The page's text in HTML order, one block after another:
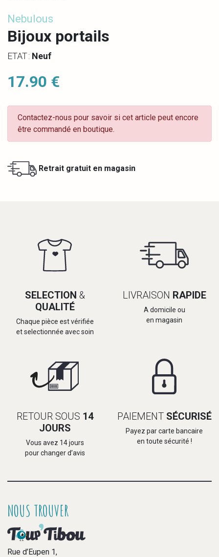
Nebulous
Bijoux portails
ETAT : Neuf
17.90 €
Contactez-nous pour savoir si cet article peut encore
être commandé en boutique.
Retrait gratuit en magasin
SELECTION &
QUALITÉ
Chaque pièce est vérifiée
et selectionnée avec soin
LIVRAISON RAPIDE
A domicile ou
en magasin
RETOUR SOUS 14
JOURS
Vous avez 14 jours
pour changer d’avis
PAIEMENT SÉCURISÉ
Payez par carte bancaire
en toute sécurité !
NOUS TROUVER
Rue d’Eupen 1,